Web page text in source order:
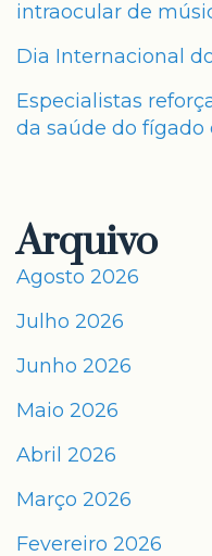
intraocular de
Dia Internacional
Especialistas
da saúde do fígado
Arquivo
Agosto 2026
Julho 2026
Junho 2026
Maio 2026
Abril 2026
Março 2026
Fevereiro 2026